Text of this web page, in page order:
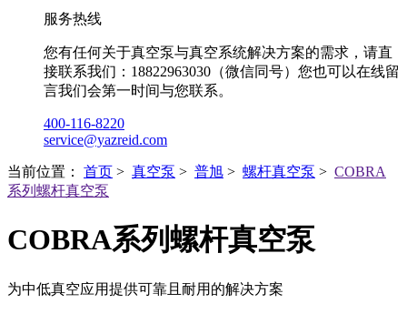
服务热线
您有任何关于真空泵与真空系统解决方案的需求，请直
接联系我们：18822963030（微信同号）您也可以在线留
言我们会第一时间与您联系。
400-116-8220
service@yazreid.com
当前位置： 首页 > 真空泵 > 普旭 > 螺杆真空泵 > COBRA
系列螺杆真空泵
COBRA系列螺杆真空泵
为中低真空应用提供可靠且耐用的解决方案